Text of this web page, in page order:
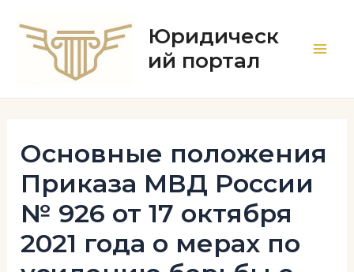
содержимому
Юридическ
ий портал
Основные положения
Приказа МВД России
№ 926 от 17 октября
2021 года о мерах по